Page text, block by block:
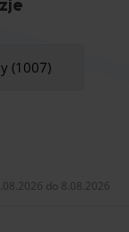
przebieg
punktami:
jest
(1007)
do 8.08.2026